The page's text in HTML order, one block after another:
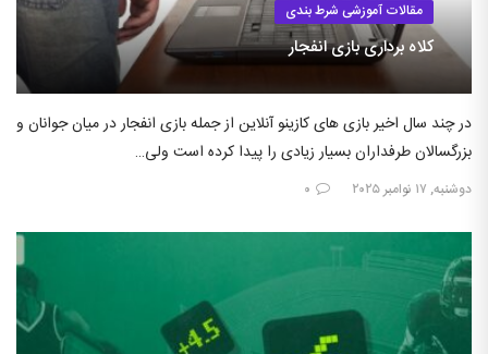
مقالات آموزشی شرط بندی
کلاه برداری بازی انفجار
در چند سال اخیر بازی های کازینو آنلاین از جمله بازی انفجار در میان جوانان و
بزرگسالان طرفداران بسیار زیادی را پیدا کرده است ولی…
دوشنبه, ۱۷ نوامبر ۲۰۲۵ ۰